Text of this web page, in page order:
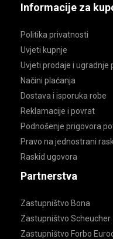
Informacije za
Politika privatnosti
Uvjeti kupnje
Uvjeti prodaje i ugradnje
Načini plaćanja
Dostava i isporuka robe
Reklamacije i povrat
Podnošenje prigovora
Pravo na jednostrani
Raskid ugovora
Partnerstva
Zastupništvo Bona
Zastupništvo Scheucher
Zastupništvo Forbo